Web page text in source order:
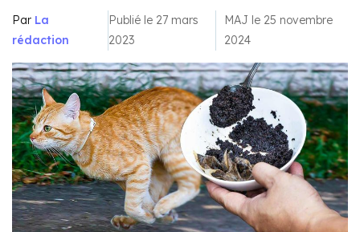
Par La
rédaction
Publié le 27 mars
2023
MAJ le 25 novembre
2024